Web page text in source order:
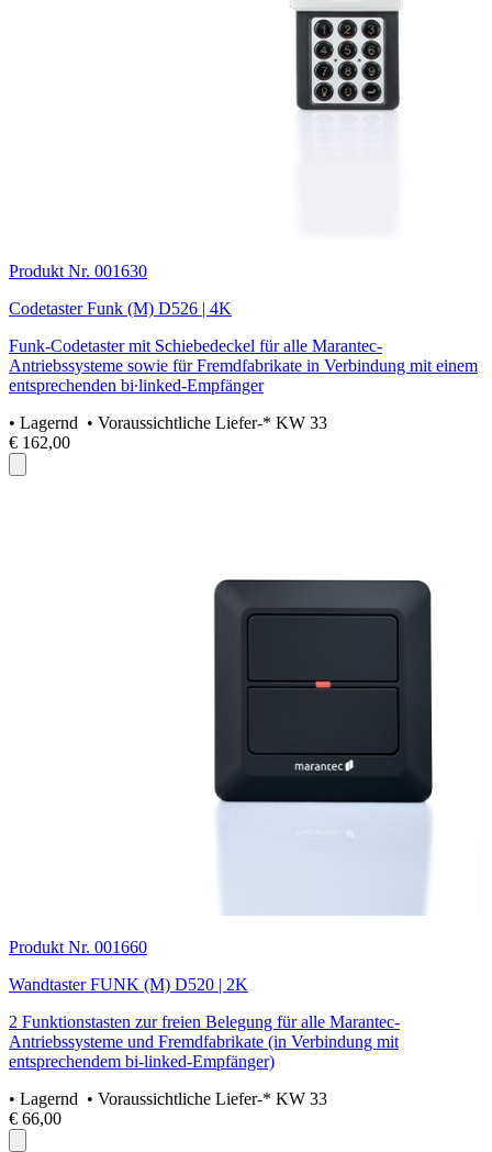
Produkt Nr. 001630
Codetaster Funk (M) D526 | 4K
Funk-Codetaster mit Schiebedeckel für alle Marantec-
Antriebssysteme sowie für Fremdfabrikate in Verbindung mit einem
entsprechenden bi∙linked-Empfänger
• Lagernd • Voraussichtliche Liefer-* KW 33
€ 162,00
Produkt Nr. 001660
Wandtaster FUNK (M) D520 | 2K
2 Funktionstasten zur freien Belegung für alle Marantec-
Antriebssysteme und Fremdfabrikate (in Verbindung mit
entsprechendem bi-linked-Empfänger)
• Lagernd • Voraussichtliche Liefer-* KW 33
€ 66,00